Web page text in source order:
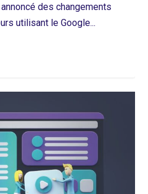
des changements
utilisant le Google...